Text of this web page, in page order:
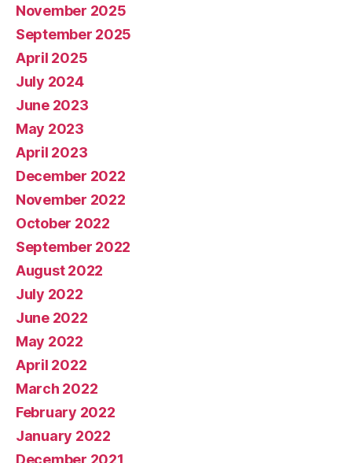
November 2025
September 2025
April 2025
July 2024
June 2023
May 2023
April 2023
December 2022
November 2022
October 2022
September 2022
August 2022
July 2022
June 2022
May 2022
April 2022
March 2022
February 2022
January 2022
December 2021